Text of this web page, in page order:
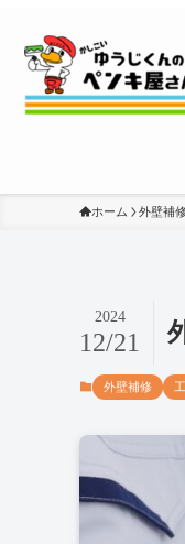
ホーム 外壁補
2024
12/21
外壁補修